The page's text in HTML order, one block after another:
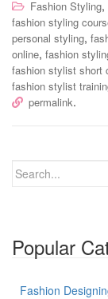
Fashion Styling,
fashion styling
personal styling,
online, fashion
fashion stylist short
fashion stylist
permalink.
Popular
Fashion